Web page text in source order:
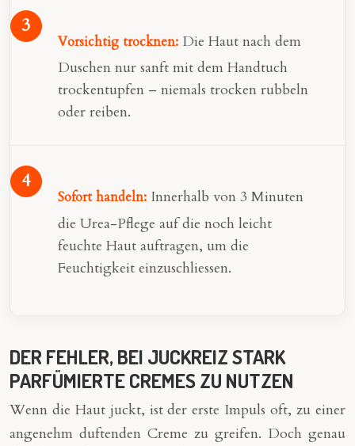
Vorsichtig trocknen: Die Haut nach dem
Duschen nur sanft mit dem Handtuch
trockentupfen – niemals trocken rubbeln
oder reiben.
Sofort handeln: Innerhalb von 3 Minuten
die Urea-Pflege auf die noch leicht
feuchte Haut auftragen, um die
Feuchtigkeit einzuschliessen.
DER FEHLER, BEI JUCKREIZ STARK
PARFÜMIERTE CREMES ZU NUTZEN
Wenn die Haut juckt, ist der erste Impuls oft, zu einer
angenehm duftenden Creme zu greifen. Doch genau